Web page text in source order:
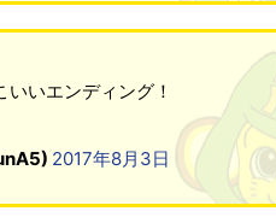
いエンディング！
2017年8月3日